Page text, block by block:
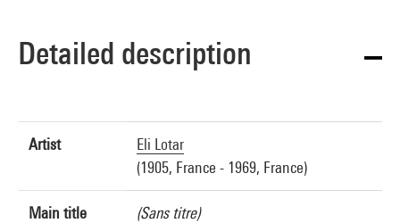
Detailed description
Artist
Eli Lotar
(1905, France - 1969, France)
Main title (Sans titre)